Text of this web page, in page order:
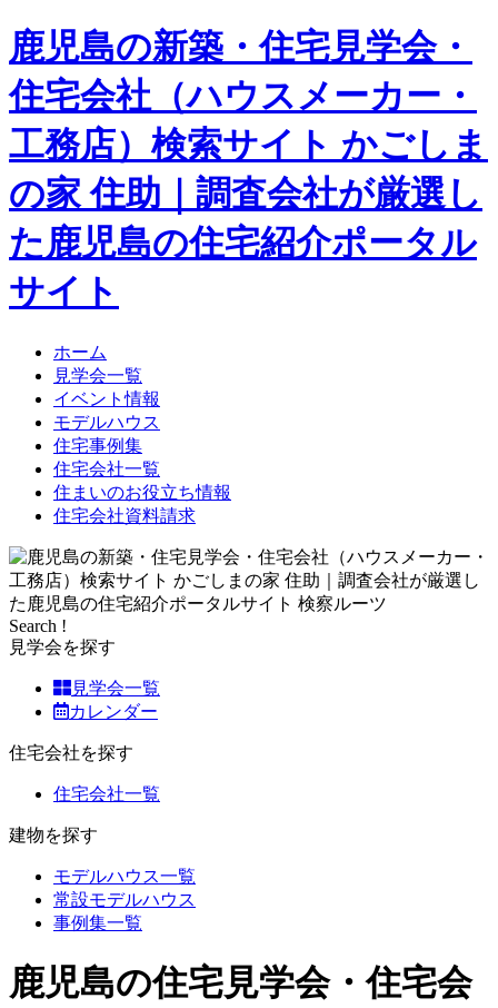
鹿児島の新築・住宅見学会・
住宅会社（ハウスメーカー・
工務店）検索サイト かごしま
の家 住助｜調査会社が厳選し
た鹿児島の住宅紹介ポータル
サイト
ホーム
見学会一覧
イベント情報
モデルハウス
住宅事例集
住宅会社一覧
住まいのお役立ち情報
住宅会社資料請求
Search !
見学会を探す
見学会一覧
カレンダー
住宅会社を探す
住宅会社一覧
建物を探す
モデルハウス一覧
常設モデルハウス
事例集一覧
鹿児島の住宅見学会・住宅会